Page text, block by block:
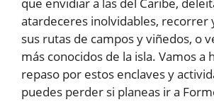
atardeceres inolvidables, recorrer
sus rutas de campos y viñedos, o
más conocidos de la isla. Vamos a
repaso por estos enclaves y
puedes perder si planeas ir a